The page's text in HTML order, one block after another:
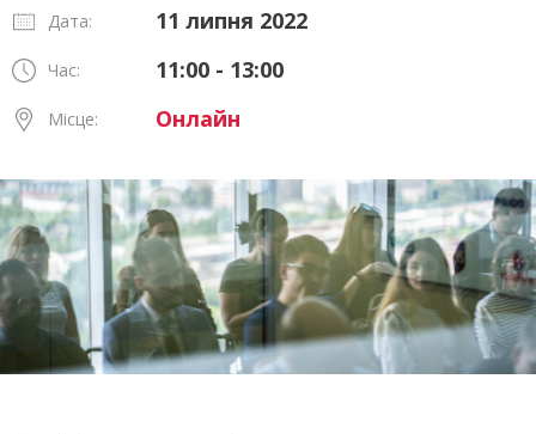
Дата: 11 липня 2022
Час: 11:00 - 13:00
Місце: Онлайн